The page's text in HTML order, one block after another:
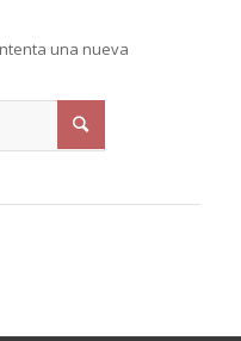
una nueva